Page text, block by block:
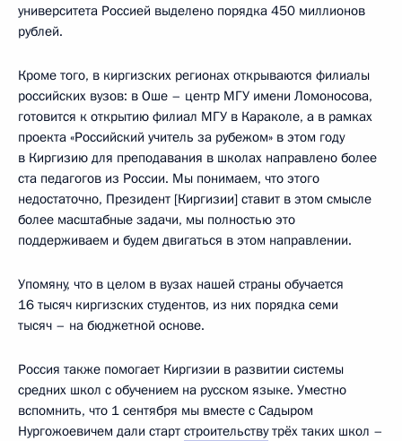
университета Россией выделено порядка 450 миллионов
рублей.
Кроме того, в киргизских регионах открываются филиалы
российских вузов: в Оше – центр МГУ имени Ломоносова,
готовится к открытию филиал МГУ в Караколе, а в рамках
проекта «Российский учитель за рубежом» в этом году
в Киргизию для преподавания в школах направлено более
ста педагогов из России. Мы понимаем, что этого
недостаточно, Президент [Киргизии] ставит в этом смысле
более масштабные задачи, мы полностью это
поддерживаем и будем двигаться в этом направлении.
Упомяну, что в целом в вузах нашей страны обучается
16 тысяч киргизских студентов, из них порядка семи
тысяч – на бюджетной основе.
Россия также помогает Киргизии в развитии системы
средних школ с обучением на русском языке. Уместно
вспомнить, что 1 сентября мы вместе с Садыром
Нургожоевичем дали старт строительствутрёх таких школ –